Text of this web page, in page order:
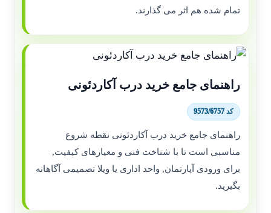
تمام شده هم اثر می گذارند.
راهنمای جامع خرید درب آکاردئونی
کد 9573/6757
راهنمای جامع خرید درب آکاردئونی نقطه شروع
مناسبی است تا با شناخت فنی و معیارهای کیفیت,
برای ورودی آپارتمان, واحد اداری یا ویلا تصمیمی آگاهانه
بگیرید.